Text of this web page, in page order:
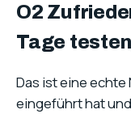
O2
Tage
Das ist eine echte
eingeführt hat